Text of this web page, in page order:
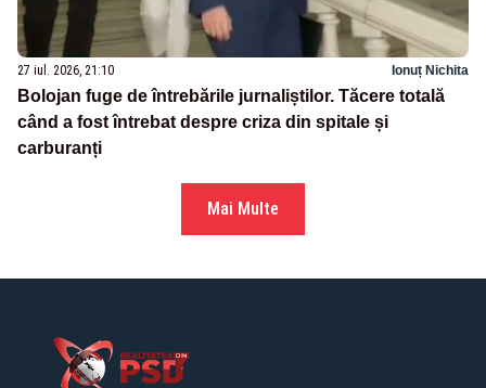
27 iul. 2026, 21:10 Ionuț Nichita
Bolojan fuge de întrebările jurnaliștilor. Tăcere totală
când a fost întrebat despre criza din spitale și
carburanți
Mai Multe